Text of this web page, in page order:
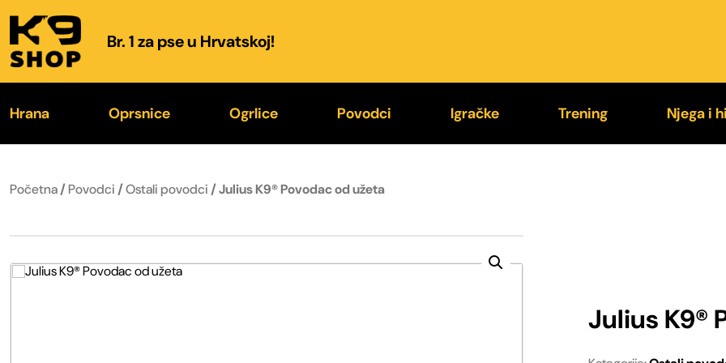
Br. 1 za pse u Hrvatskoj!
Hrana
K9® Hrana
Poslastice
Oprsnice
IDC® Power 2026.
Color & Gray® 2026.
Ogrlice
K9® Color & Gray
Trening ogrlice
Povodci
K9® Supergrip
Flexi®
Igračke
Kong®
Trening Njega i
Početna/Povodci /Ostali povodci / Julius K9® Povodac od užeta
Julius K9®